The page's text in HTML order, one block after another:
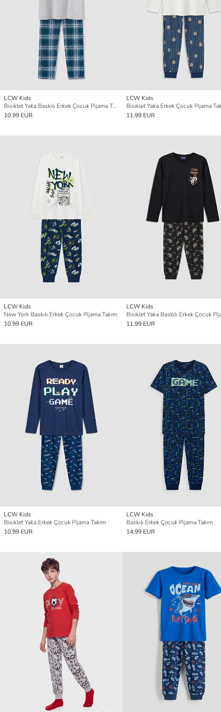
LCW Kids
Bisiklet Yaka Baskılı Erkek Çocuk Pijama Takım
10.99 EUR
LCW Kids
Bisiklet Yaka Erkek Çocuk Pijama
11.99 EUR
LCW Kids
New York Baskılı Erkek Çocuk Pijama Takım
10.99 EUR
LCW Kids
11.99 EUR
LCW Kids
Bisiklet Yaka Erkek Çocuk Pijama Takım
10.99 EUR
LCW Kids
Baskılı Erkek Çocuk Pijama Takım
14.99 EUR